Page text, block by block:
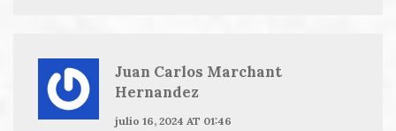
Juan Carlos Marchant
Hernandez
julio 16, 2024 AT 01:46